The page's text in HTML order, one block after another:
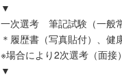
▼
一次選考 筆記試験（一般
＊履歴書（写真貼付）、健
※場合により2次選考（面接
▼